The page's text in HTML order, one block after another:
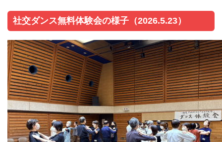
社交ダンス無料体験会の様子（2026.5.23）